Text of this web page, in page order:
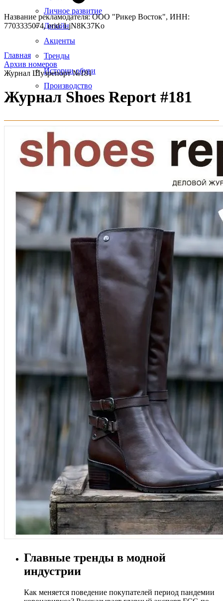
Личное развитие
Дизайн
Акценты
Тренды
Истории обуви
Производство
Название рекламодателя: ООО "Рикер Восток", ИНН:
7703335074, erid: LjN8K37Ko
Главная
Архив номеров
Журнал Шузрепорт №181
Журнал Shoes Report #181
Главные тренды в модной
индустрии
Как меняется поведение покупателей период пандемии